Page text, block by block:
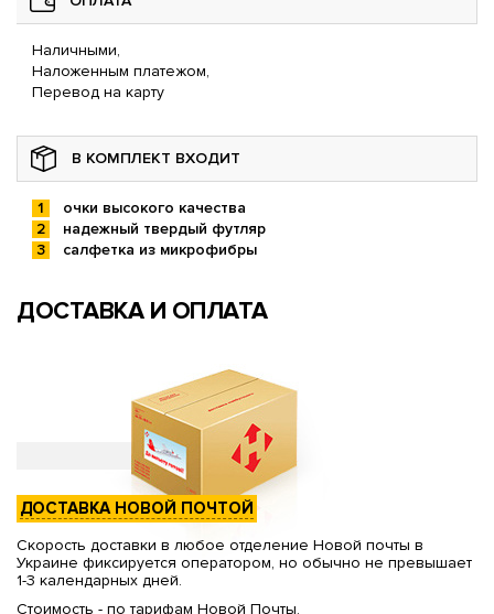
Наличными,
Наложенным платежом,
Перевод на карту
В КОМПЛЕКТ ВХОДИТ
очки высокого качества
надежный твердый футляр
салфетка из микрофибры
ДОСТАВКА И ОПЛАТА
ДОСТАВКА НОВОЙ ПОЧТОЙ
Скорость доставки в любое отделение Новой почты в
Украине фиксируется оператором, но обычно не превышает
1-3 календарных дней.
Стоимость - по тарифам Новой Почты.